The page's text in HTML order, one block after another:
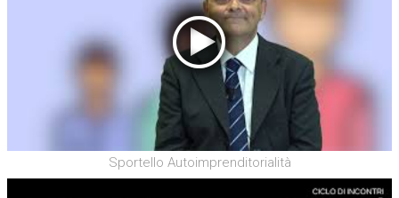
Sportello Autoimprenditorialità